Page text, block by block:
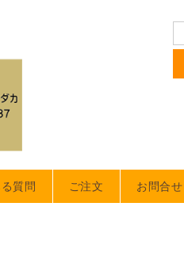
質問 ご注文 お問合せ